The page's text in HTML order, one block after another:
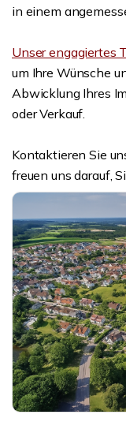
in einem
Unser engagiertes
um Ihre Wünsche
Abwicklung Ihres
oder Verkauf.
Kontaktieren Sie
freuen uns darauf,